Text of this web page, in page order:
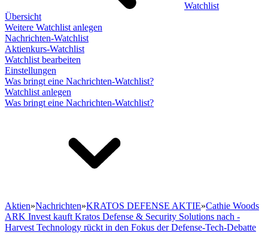
Watchlist
Übersicht
Weitere Watchlist anlegen
Nachrichten-Watchlist
Aktienkurs-Watchlist
Watchlist bearbeiten
Einstellungen
Was bringt eine Nachrichten-Watchlist?
Watchlist anlegen
Was bringt eine Nachrichten-Watchlist?
Aktien»Nachrichten»KRATOS DEFENSE AKTIE»Cathie Woods
ARK Invest kauft Kratos Defense & Security Solutions nach -
Harvest Technology rückt in den Fokus der Defense-Tech-Debatte